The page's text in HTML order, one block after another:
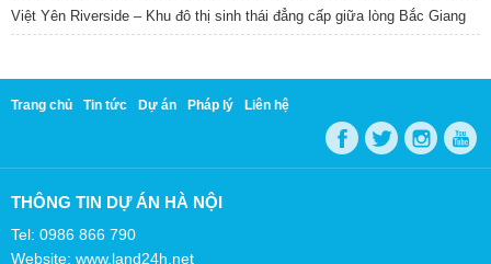
Việt Yên Riverside – Khu đô thị sinh thái đẳng cấp giữa lòng Bắc Giang
Trang chủ Tin tức Dự án Pháp lý Liên hệ
THÔNG TIN DỰ ÁN HÀ NỘI
Tel: 0986 866 790
Website: www.land24h.net